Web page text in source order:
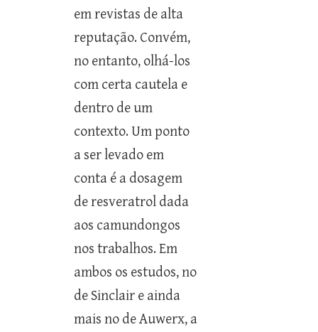
em revistas de alta
reputação. Convém,
no entanto, olhá-los
com certa cautela e
dentro de um
contexto. Um ponto
a ser levado em
conta é a dosagem
de resveratrol dada
aos camundongos
nos trabalhos. Em
ambos os estudos, no
de Sinclair e ainda
mais no de Auwerx, a